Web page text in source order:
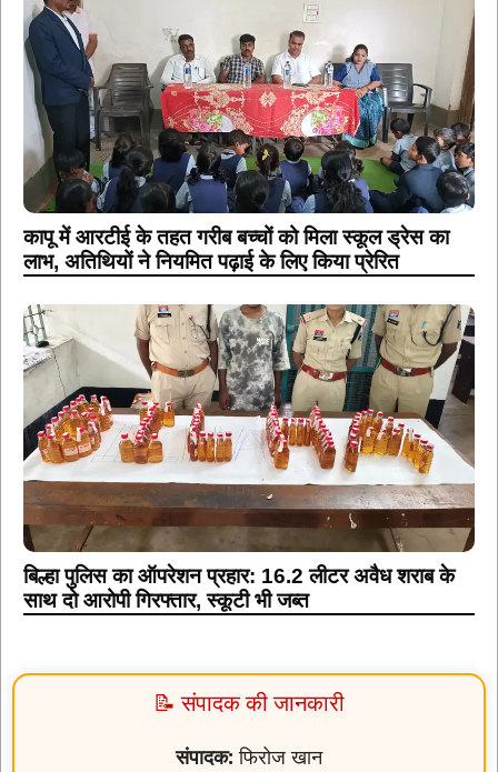
कापू में आरटीई के तहत गरीब बच्चों को मिला स्कूल ड्रेस का
लाभ, अतिथियों ने नियमित पढ़ाई के लिए किया प्रेरित
बिल्हा पुलिस का ऑपरेशन प्रहार: 16.2 लीटर अवैध शराब के
साथ दो आरोपी गिरफ्तार, स्कूटी भी जब्त
📝 संपादक की जानकारी
संपादक: फिरोज खान